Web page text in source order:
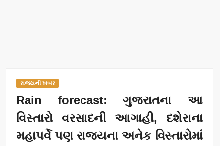
રાજ્યની ખબર
Rain forecast: ગુજરાતના આ
વિસ્તારો વરસાદની આગાહી, દશેરાના
મહાપર્વે પણ રાજ્યના અનેક વિસ્તારોમાં